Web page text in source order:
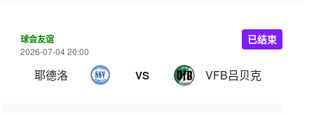
球会友谊
2026-07-04 20:00
耶德洛 VS VFB吕贝克
已结束